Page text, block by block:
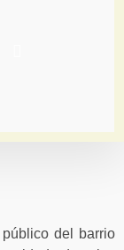
del barrio